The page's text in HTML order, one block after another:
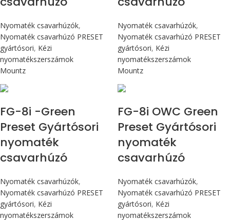
Nyomaték csavarhúzók,
Nyomaték csavarhúzó PRESET
gyártósori, Kézi
nyomatékszerszámok
Mountz
Nyomaték csavarhúzók,
Nyomaték csavarhúzó PRESET
gyártósori, Kézi
nyomatékszerszámok
Mountz
FG-8i -Green
Preset Gyártósori
nyomaték
csavarhúzó
Nyomaték csavarhúzók,
Nyomaték csavarhúzó PRESET
gyártósori, Kézi
nyomatékszerszámok
FG-8i OWC Green
Preset Gyártósori
nyomaték
csavarhúzó
Nyomaték csavarhúzók,
Nyomaték csavarhúzó PRESET
gyártósori, Kézi
nyomatékszerszámok